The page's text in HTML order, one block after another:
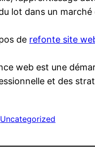
lot dans un marché
de refonte site
web est une
et des
Uncategorized